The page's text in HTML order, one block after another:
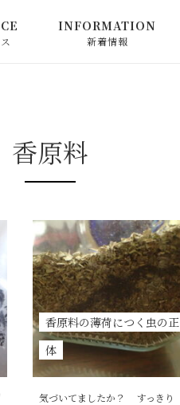
なぐ心満ちる
う香り教室
法
INFORMATION
新着情報
香原料
香原料の薄荷につく虫の正
体
気づいてましたか？ すっきり